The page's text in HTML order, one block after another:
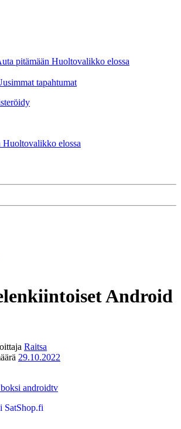
pitämään Huoltovalikko elossa
tapahtumat
Huoltovalikko elossa
Android
Raitsa
29.10.2022
androidtv